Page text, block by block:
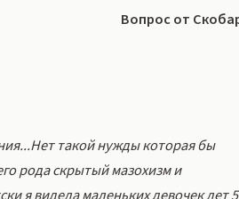
Вопрос от
такой нужды которая бы
рода скрытый мазохизм и